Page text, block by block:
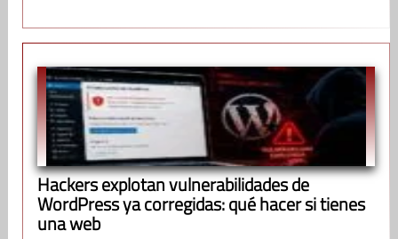
Hackers explotan vulnerabilidades de
WordPress ya corregidas: qué hacer si tienes
una web